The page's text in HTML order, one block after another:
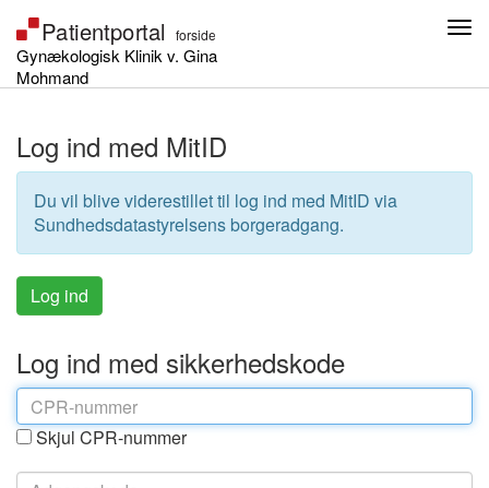
Gynækologisk Klinik v. Gina
Mohmand
Log ind med MitID
Du vil blive viderestillet til log ind med MitID via
Sundhedsdatastyrelsens borgeradgang.
Log ind med sikkerhedskode
Skjul CPR-nummer